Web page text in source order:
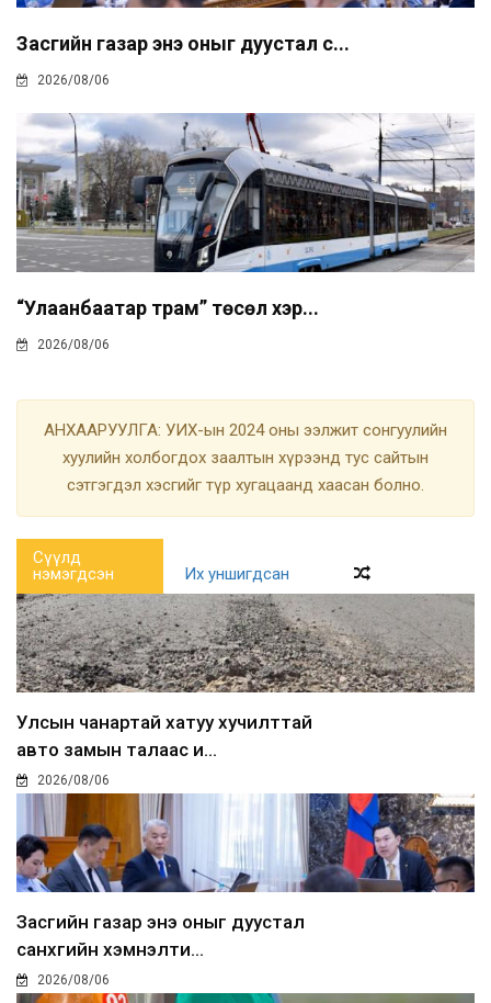
Засгийн газар энэ оныг дуустал с...
2026/08/06
“Улаанбаатар трам” төсөл хэр...
2026/08/06
АНХААРУУЛГА: УИХ-ын 2024 оны ээлжит сонгуулийн
хуулийн холбогдох заалтын хүрээнд тус сайтын
сэтгэгдэл хэсгийг түр хугацаанд хаасан болно.
Сүүлд
нэмэгдсэн
Их уншигдсан
Улсын чанартай хатуу хучилттай
авто замын талаас и...
2026/08/06
Засгийн газар энэ оныг дуустал
санхүүгийн хэмнэлти...
2026/08/06